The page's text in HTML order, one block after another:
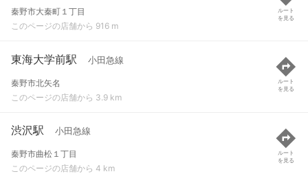
秦野市大秦町１丁目
このページの店舗から 916 m
ルート
を見る
東海大学前駅 小田急線
秦野市北矢名
このページの店舗から 3.9 km
ルート
を見る
渋沢駅 小田急線
秦野市曲松１丁目
このページの店舗から 4 km
ルート
を見る